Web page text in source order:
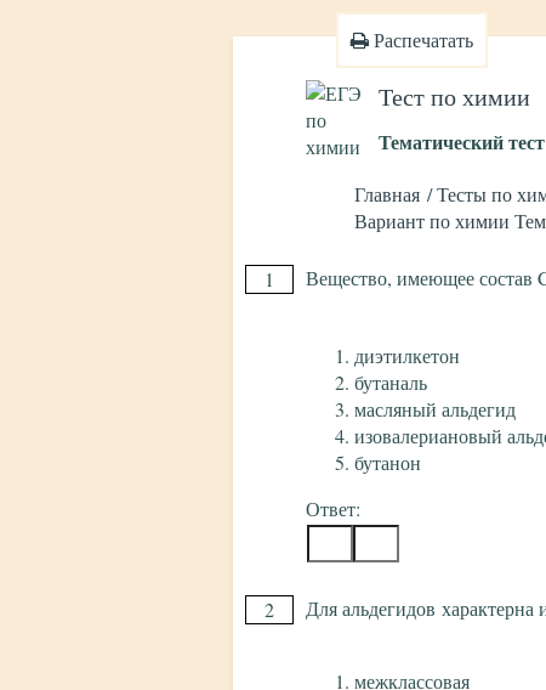
Распечатать
Тест по химии
Тематический
Главная
Тесты по
Вариант по химии
1 Вещество, имеющее состав
диэтилкетон
бутаналь
масляный альдегид
изовалериановый
бутанон
Ответ:
2 Для альдегидов характерна
межклассовая